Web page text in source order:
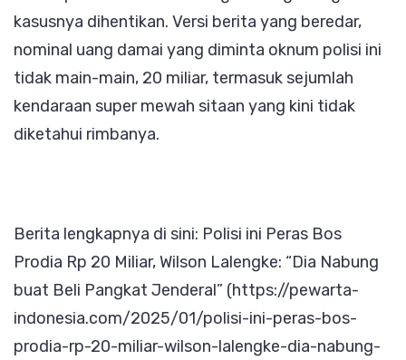
kasusnya dihentikan. Versi berita yang beredar,
nominal uang damai yang diminta oknum polisi ini
tidak main-main, 20 miliar, termasuk sejumlah
kendaraan super mewah sitaan yang kini tidak
diketahui rimbanya.
Berita lengkapnya di sini: Polisi ini Peras Bos
Prodia Rp 20 Miliar, Wilson Lalengke: “Dia Nabung
buat Beli Pangkat Jenderal” (https://pewarta-
indonesia.com/2025/01/polisi-ini-peras-bos-
prodia-rp-20-miliar-wilson-lalengke-dia-nabung-